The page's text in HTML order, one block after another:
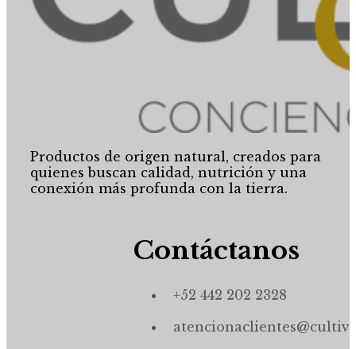
Productos de origen natural, creados para
quienes buscan calidad, nutrición y una
conexión más profunda con la tierra.
Contáctanos
+52 442 202 2328